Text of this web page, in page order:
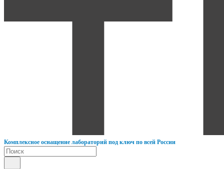
Комплексное оснащение лабораторий под ключ по всей России